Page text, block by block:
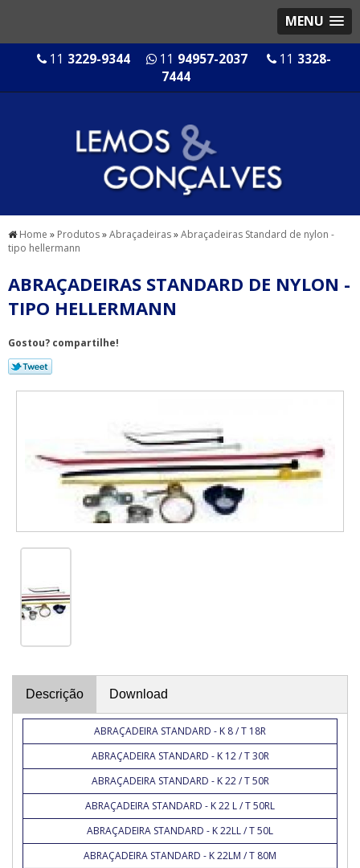
MENU
11 3229-9344 11 94957-2037 11 3328-
7444
Home » Produtos»Abraçadeiras»Abraçadeiras Standard de nylon -
tipo hellermann
ABRAÇADEIRAS STANDARD DE NYLON -
TIPO HELLERMANN
Gostou? compartilhe!
Descrição Download
ABRAÇADEIRA STANDARD - K 8 / T 18R
ABRAÇADEIRA STANDARD - K 12 / T 30R
ABRAÇADEIRA STANDARD - K 22 / T 50R
ABRAÇADEIRA STANDARD - K 22 L / T 50RL
ABRAÇADEIRA STANDARD - K 22LL / T 50L
ABRAÇADEIRA STANDARD - K 22LM / T 80M